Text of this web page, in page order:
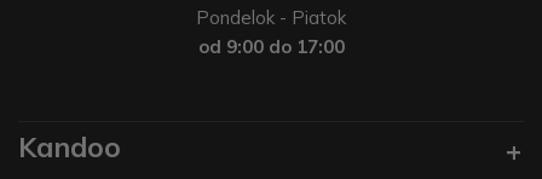
Pondelok - Piatok
od 9:00 do 17:00
Kandoo